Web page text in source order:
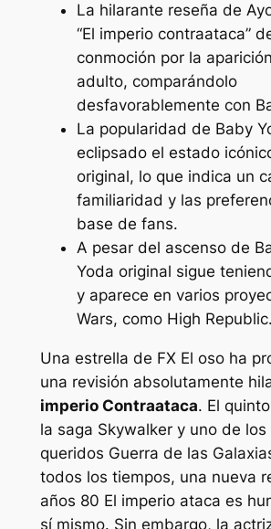
La hilarante reseña de
“El imperio contraataca”
conmoción por la
adulto, comparándolo
desfavorablemente con
La popularidad de Baby
eclipsado el estado
original, lo que indica un
familiaridad y las
base de fans.
A pesar del ascenso de
Yoda original sigue
y aparece en varios
Wars, como High Republic.
Una estrella de FX El oso ha
una revisión absolutamente
imperio Contraataca. El
la saga Skywalker y uno de los
queridos Guerra de las
todos los tiempos, una nueva
años 80 El imperio ataca es
sí mismo. Sin embargo, la